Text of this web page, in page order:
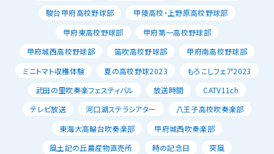
駿台甲府高校野球部
甲陵高校・上野原高校野球部
甲府東高校野球部
甲府第一高校野球部
甲府城西高校野球部
笛吹高校野球部
甲府南高校野球部
ミニトマト収穫体験
夏の高校野球2023
もろこしフェア2023
武田の里吹奏楽フェスティバル
放送時間
CATV11ch
テレビ放送
河口湖ステラシアター
八王子高校吹奏楽部
東海大高輪台吹奏楽部
甲府城西吹奏楽部
風土記の丘農産物直売所
時の記念日
突風